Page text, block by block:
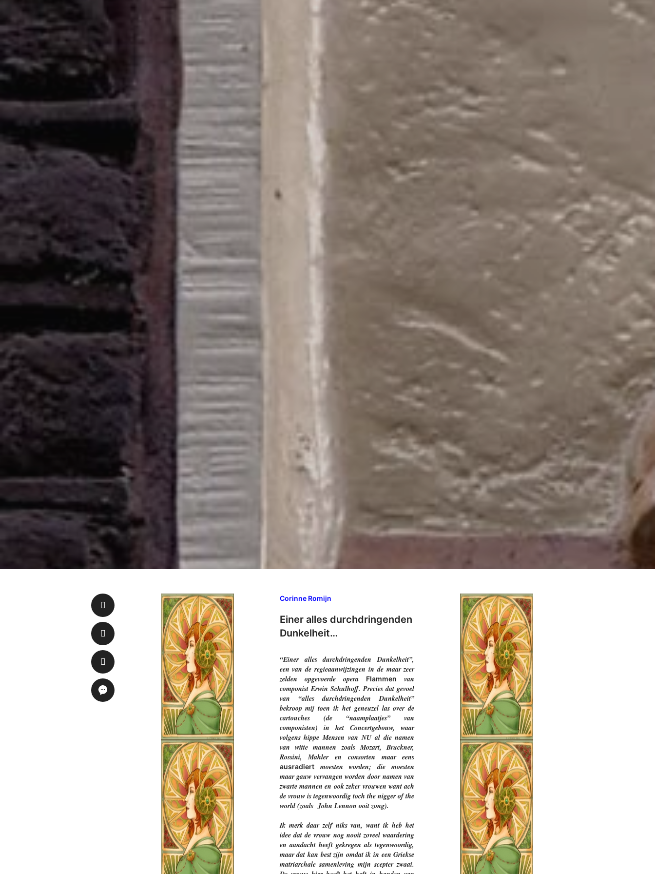
Corinne Romijn
Einer alles durchdringenden
Dunkelheit…
“Einer alles durchdringenden Dunkelheit”,
een van de regieaanwijzingen in de maar zeer
zelden opgevoerde opera
Flammen
van
componist Erwin Schulhoff. Precies dat gevoel
van “alles durchdringenden Dunkelheit”
bekroop mij toen ik het geneuzel las over de
cartouches (de “naamplaatjes” van
componisten) in het Concertgebouw, waar
volgens hippe Mensen van NU al die namen
van witte mannen zoals Mozart, Bruckner,
Rossini, Mahler en consorten maar eens
ausradiertmoesten worden; die moesten
maar gauw vervangen worden door namen van
zwarte mannen en ook zeker vrouwen want ach
de vrouw is tegenwoordig toch the nigger of the
world (zoals John Lennon ooit zong).
Ik merk daar zelf niks van, want ik heb het
idee dat de vrouw nog nooit zoveel waardering
en aandacht heeft gekregen als tegenwoordig,
maar dat kan best zijn omdat ik in een Griekse
matriarchale samenleving mijn scepter zwaai.